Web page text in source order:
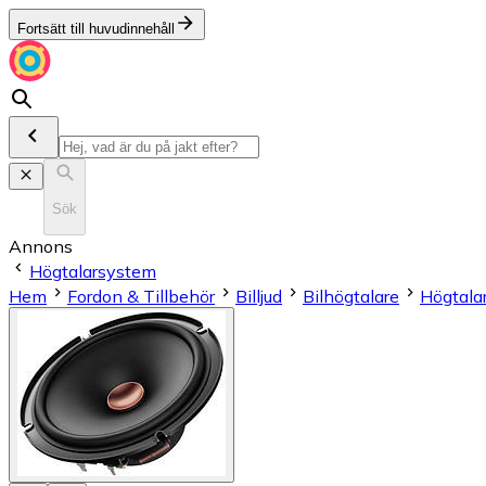
Fortsätt till huvudinnehåll
Sök
Annons
Högtalarsystem
Hem
Fordon & Tillbehör Billjud Bilhögtalare